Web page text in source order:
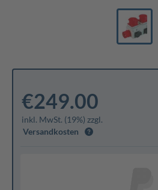
€249.00
inkl. MwSt. (19%) zzgl.
Versandkosten